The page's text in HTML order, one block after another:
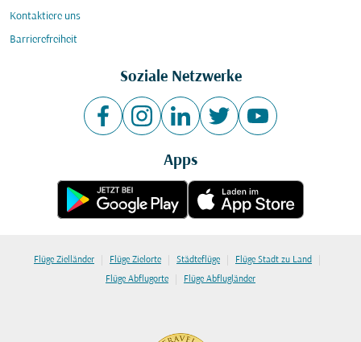
Kontaktiere uns
Barrierefreiheit
Soziale Netzwerke
Apps
Flüge Zielländer | Flüge Zielorte | Städteflüge | Flüge Stadt zu Land |
Flüge Abflugorte | Flüge Abflugländer